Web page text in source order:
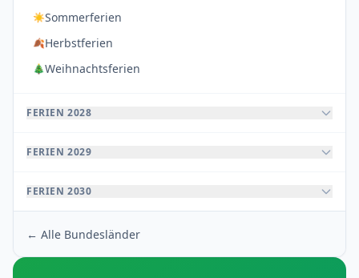
☀️Sommerferien
🍂Herbstferien
🎄Weihnachtsferien
FERIEN 2028
FERIEN 2029
FERIEN 2030
← Alle Bundesländer